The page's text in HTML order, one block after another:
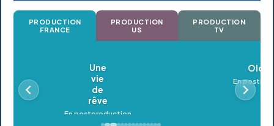
PRODUCTION
FRANCE
PRODUCTION
US
PRODUCTION
TV
Oldeupe
En postproduction